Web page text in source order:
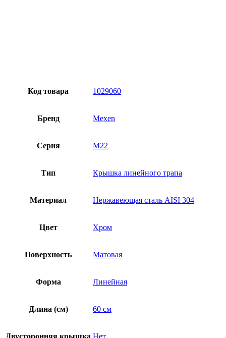
Код товара 1029060
Бренд Mexen
Серия M22
Тип Крышка линейного трапа
Материал Нержавеющая сталь AISI 304
Цвет Хром
Поверхность Матовая
Форма Линейная
Длина (см) 60 см